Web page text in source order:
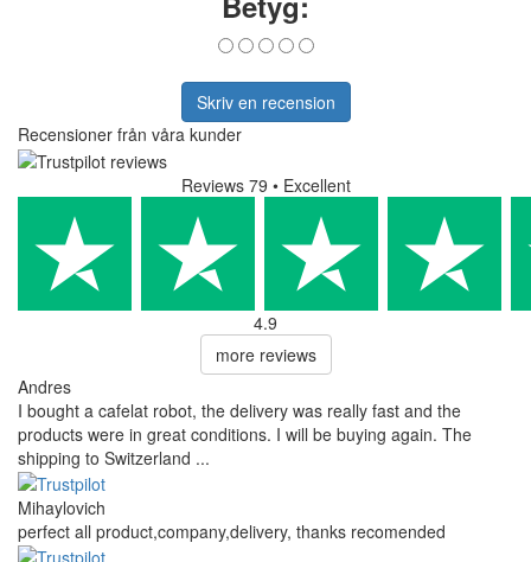
Skriv en recension
Recensioner från våra kunder
Reviews 79 • Excellent
4.9
more reviews
Andres
I bought a cafelat robot, the delivery was really fast and the
products were in great conditions. I will be buying again. The
shipping to Switzerland ...
Mihaylovich
perfect all product,company,delivery, thanks recomended